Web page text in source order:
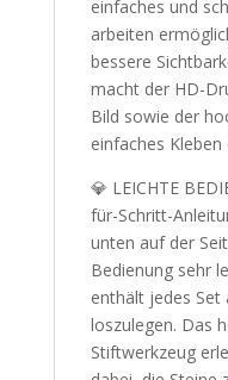
einfaches und
arbeiten
bessere
macht der HD-
Bild sowie der
einfaches
💎 LEICHTE
für-Schritt-
unten auf der
Bedienung sehr
enthält jedes Set
loszulegen. Das
Stiftwerkzeug